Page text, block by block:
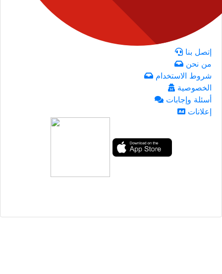
إتصل بنا
من نحن
شروط الاستخدام
الخصوصية
أسئلة وإجابات
إعلانات